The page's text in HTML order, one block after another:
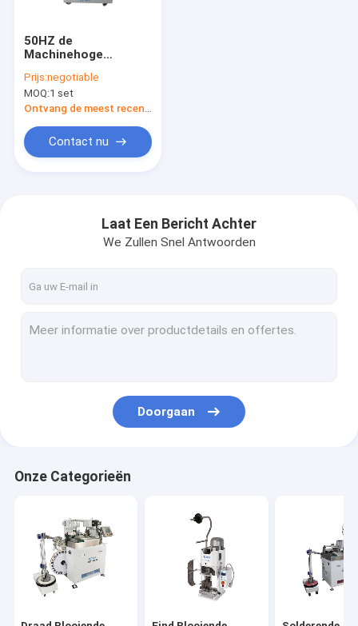
50HZ de
Machinehoge
draadvoeder 90 -
300MM Roldiameter
RZT - 08A
Prijs:negotiable
MOQ:1 set
Ontvang de meest recente Prijs
Contact nu
Laat Een Bericht Achter
We Zullen Snel Antwoorden
Doorgaan
Onze Categorieën